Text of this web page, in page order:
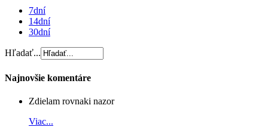
7dní
14dní
30dní
Hľadať...
Najnovšie komentáre
Zdielam rovnaki nazor
Viac...